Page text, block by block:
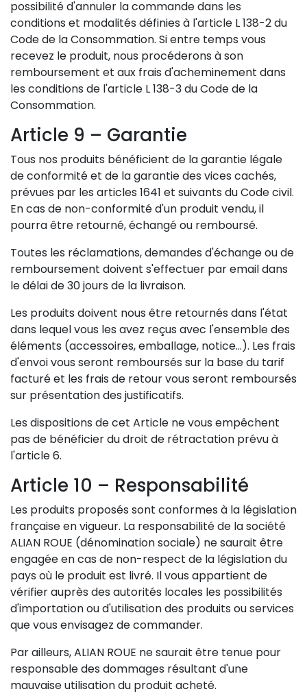
possibilité d'annuler la commande dans les
conditions et modalités définies à l'article L 138-2 du
Code de la Consommation. Si entre temps vous
recevez le produit, nous procéderons à son
remboursement et aux frais d'acheminement dans
les conditions de l'article L 138-3 du Code de la
Consommation.
Article 9 – Garantie
Tous nos produits bénéficient de la garantie légale
de conformité et de la garantie des vices cachés,
prévues par les articles 1641 et suivants du Code civil.
En cas de non-conformité d'un produit vendu, il
pourra être retourné, échangé ou remboursé.
Toutes les réclamations, demandes d'échange ou de
remboursement doivent s'effectuer par email dans
le délai de 30 jours de la livraison.
Les produits doivent nous être retournés dans l'état
dans lequel vous les avez reçus avec l'ensemble des
éléments (accessoires, emballage, notice…). Les frais
d'envoi vous seront remboursés sur la base du tarif
facturé et les frais de retour vous seront remboursés
sur présentation des justificatifs.
Les dispositions de cet Article ne vous empêchent
pas de bénéficier du droit de rétractation prévu à
l'article 6.
Article 10 – Responsabilité
Les produits proposés sont conformes à la législation
française en vigueur. La responsabilité de la société
ALIAN ROUE (dénomination sociale) ne saurait être
engagée en cas de non-respect de la législation du
pays où le produit est livré. Il vous appartient de
vérifier auprès des autorités locales les possibilités
d'importation ou d'utilisation des produits ou services
que vous envisagez de commander.
Par ailleurs, ALIAN ROUE ne saurait être tenue pour
responsable des dommages résultant d'une
mauvaise utilisation du produit acheté.